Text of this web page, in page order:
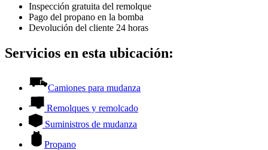
Inspección gratuita del remolque
Pago del propano en la bomba
Devolución del cliente 24 horas
Servicios en esta ubicación:
Camiones para mudanza
Remolques y remolcado
Suministros de mudanza
Propano